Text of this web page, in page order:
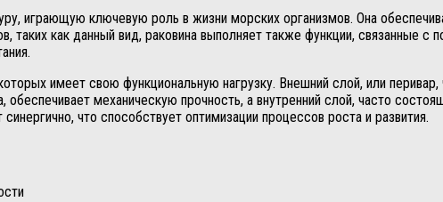
играющую ключевую роль в жизни морских организмов. Она
как данный вид, раковина выполняет также функции, связанные с
имеет свою функциональную нагрузку. Внешний слой, или
механическую прочность, а внутренний слой, часто
что способствует оптимизации процессов роста и развития.